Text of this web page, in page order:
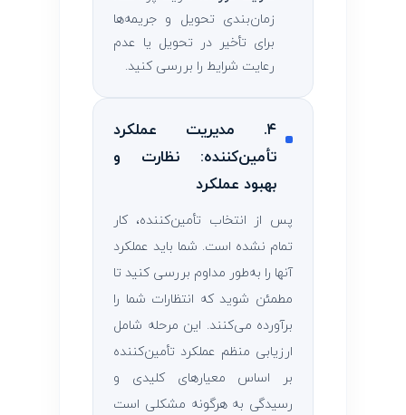
زمان‌بندی تحویل و جریمه‌ها
برای تأخیر در تحویل یا عدم
رعایت شرایط را بررسی کنید.
۴. مدیریت عملکرد
تأمین‌کننده: نظارت و
بهبود عملکرد
پس از انتخاب تأمین‌کننده، کار
تمام نشده است. شما باید عملکرد
آنها را به‌طور مداوم بررسی کنید تا
مطمئن شوید که انتظارات شما را
برآورده می‌کنند. این مرحله شامل
ارزیابی منظم عملکرد تأمین‌کننده
بر اساس معیارهای کلیدی و
رسیدگی به هرگونه مشکلی است